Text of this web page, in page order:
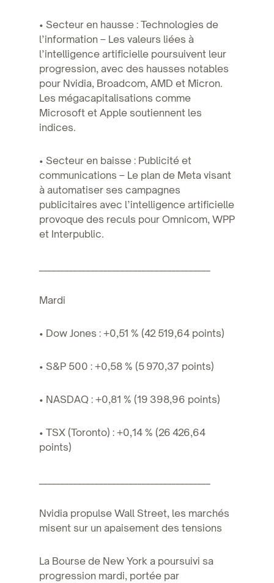
• Secteur en hausse : Technologies de
l’information – Les valeurs liées à
l’intelligence artificielle poursuivent leur
progression, avec des hausses notables
pour Nvidia, Broadcom, AMD et Micron.
Les mégacapitalisations comme
Microsoft et Apple soutiennent les
indices.
• Secteur en baisse : Publicité et
communications – Le plan de Meta visant
à automatiser ses campagnes
publicitaires avec l’intelligence artificielle
provoque des reculs pour Omnicom, WPP
et Interpublic.
Mardi
• Dow Jones : +0,51 % (42 519,64 points)
• S&P 500 : +0,58 % (5 970,37 points)
• NASDAQ : +0,81 % (19 398,96 points)
• TSX (Toronto) : +0,14 % (26 426,64
points)
Nvidia propulse Wall Street, les marchés
misent sur un apaisement des tensions
La Bourse de New York a poursuivi sa
progression mardi, portée par